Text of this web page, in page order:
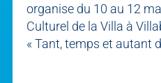
organise du 10 au 12
Culturel de la Villa à
« Tant, temps et autant